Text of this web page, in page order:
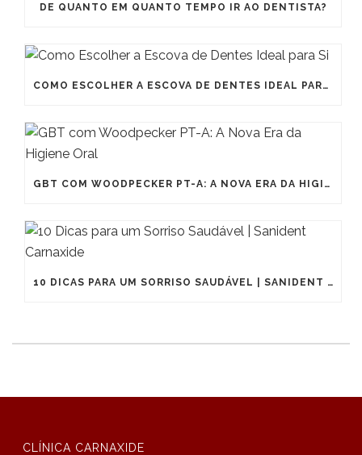
DE QUANTO EM QUANTO TEMPO IR AO DENTISTA?
COMO ESCOLHER A ESCOVA DE DENTES IDEAL PARA SI
GBT COM WOODPECKER PT-A: A NOVA ERA DA HIGIENE ORAL
10 DICAS PARA UM SORRISO SAUDÁVEL | SANIDENT CARNAXIDE
CLÍNICA CARNAXIDE